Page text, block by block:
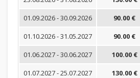
01.09.2026 - 30.09.2026
90.00 €
01.10.2026 - 31.05.2027
90.00 €
01.06.2027 - 30.06.2027
100.00 €
01.07.2027 - 25.07.2027
130.00 €